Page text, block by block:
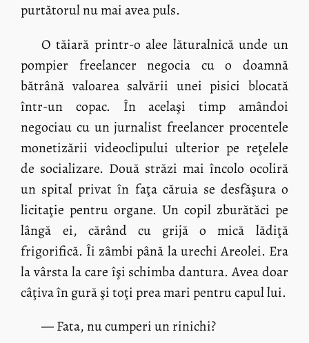
purtătorul nu mai avea puls.
O tăiară printr-o alee lăturalnică unde un
pompier freelancer negocia cu o doamnă
bătrână valoarea salvării unei pisici blocată
într-un copac. În acelaşi timp amândoi
negociau cu un jurnalist freelancer procentele
monetizării videoclipului ulterior pe reţelele
de socializare. Două străzi mai încolo ocoliră
un spital privat în faţa căruia se desfăşura o
licitaţie pentru organe. Un copil zburătăci pe
lângă ei, cărând cu grijă o mică lădiţă
frigorifică. Îi zâmbi până la urechi Areolei. Era
la vârsta la care îşi schimba dantura. Avea doar
câţiva în gură şi toţi prea mari pentru capul lui.
— Fata, nu cumperi un rinichi?